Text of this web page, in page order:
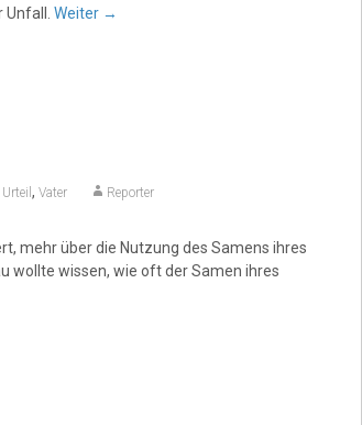
Weiter →
Urteil , Vater Reporter
mehr über die Nutzung des Samens ihres
wollte wissen, wie oft der Samen ihres